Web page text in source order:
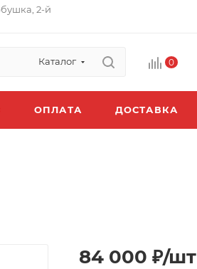
2-й
Каталог 0
ОПЛАТА ДОСТАВКА
84 000 ₽/шт